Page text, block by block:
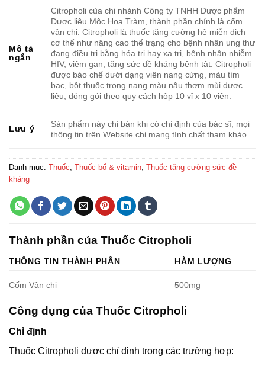
Mô tả
ngắn
Citropholi của chi nhánh Công ty TNHH Dược phẩm
Dược liệu Mộc Hoa Tràm, thành phần chính là cốm
vân chi. Citropholi là thuốc tăng cường hệ miễn dịch
cơ thể như nâng cao thể trạng cho bệnh nhân ung thư
đang điều trị bằng hóa trị hay xạ trị, bệnh nhân nhiễm
HIV, viêm gan, tăng sức đề kháng bệnh tật. Citropholi
được bào chế dưới dạng viên nang cứng, màu tím
bạc, bột thuốc trong nang màu nâu thơm mùi dược
liệu, đóng gói theo quy cách hộp 10 vỉ x 10 viên.
Lưu ý
Sản phẩm này chỉ bán khi có chỉ định của bác sĩ, mọi
thông tin trên Website chỉ mang tính chất tham khảo.
Danh mục: Thuốc Thuốc bổ & vitamin Thuốc tăng cường sức đề
kháng
Thành phần của Thuốc Citropholi
THÔNG TIN THÀNH PHẦN HÀM LƯỢNG
Cốm Vân chi 500mg
Công dụng của Thuốc Citropholi
Chỉ định
Thuốc Citropholi được chỉ định trong các trường hợp: